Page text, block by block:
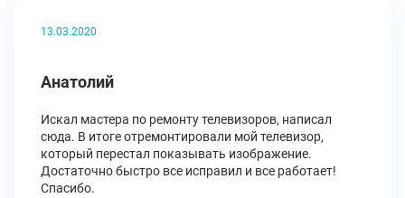
13.03.2020
Анатолий
Искал мастера по ремонту телевизоров, написал
сюда. В итоге отремонтировали мой телевизор,
который перестал показывать изображение.
Достаточно быстро все исправил и все работает!
Спасибо.